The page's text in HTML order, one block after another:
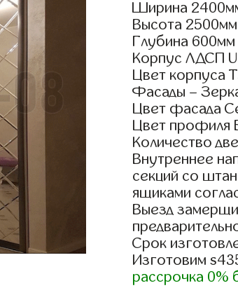
Ширина
Высота 2500мм
Глубина 600мм
Корпус ЛДСП
Цвет корпуса
Фасады –
Цвет фасада
Цвет профиля
Количество
Внутреннее
секций со
ящиками
Выезд
Срок
Изготовим
рассрочка 0%